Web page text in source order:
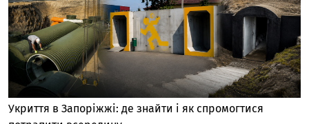
Укриття в Запоріжжі: де знайти і як спромогтися